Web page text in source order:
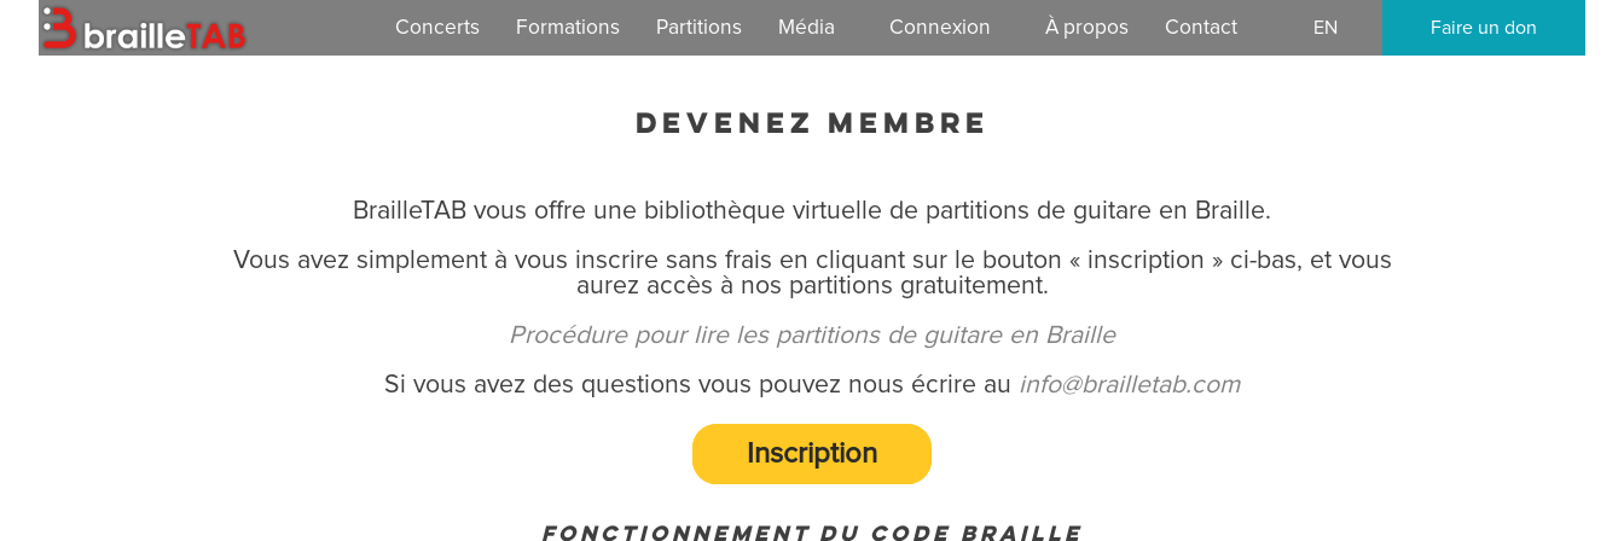
Concerts
Concert 2024
Concert 2023
Concert 2019
Formations Partitions Média Connexion À propos Contact EN Faire un don
DEVENEZ MEMBRE
BrailleTAB vous offre une bibliothèque virtuelle de partitions de guitare en Braille.
Vous avez simplement à vous inscrire sans frais en cliquant sur le bouton « inscription » ci-bas, et vous
aurez accès à nos partitions gratuitement.
Procédure pour lire les partitions de guitare en Braille
Si vous avez des questions vous pouvez nous écrire au info@brailletab.com
Inscription
Fonctionnement du code braille